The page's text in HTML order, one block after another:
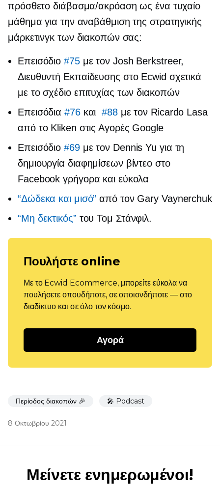
πρόσθετο διάβασμα/ακρόαση ως ένα τυχαίο
μάθημα για την αναβάθμιση της στρατηγικής
μάρκετινγκ των διακοπών σας:
Επεισόδιο#75με τον Josh Berkstreer,
Διευθυντή Εκπαίδευσης στο Ecwid σχετικά
με το σχέδιο επιτυχίας των διακοπών
Επεισόδια#76και#88με τον Ricardo Lasa
από το Kliken στις Αγορές Google
Επεισόδιο#69με τον Dennis Yu για τη
δημιουργία διαφημίσεων βίντεο στο
Facebook γρήγορα και εύκολα
“Δώδεκα και μισό” από τον Gary Vaynerchuk
“Μη δεκτικός” του Τομ Στάνφιλ.
Πουλήστε online
Με το Ecwid Ecommerce, μπορείτε εύκολα να
πουλήσετε οπουδήποτε, σε οποιονδήποτε — στο
διαδίκτυο και σε όλο τον κόσμο.
Αγορά
Περίοδος διακοπών 🎉 🎤 Podcast
8 Οκτωβρίου 2021
Μείνετε ενημερωμένοι!